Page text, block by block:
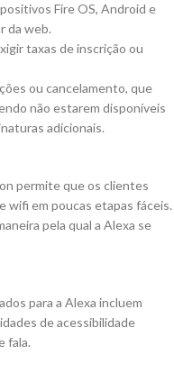
Fire OS, Android e
da web.
taxas de inscrição ou
ou cancelamento, que
não estarem disponíveis
adicionais.
permite que os clientes
em poucas etapas fáceis.
pela qual a Alexa se
para a Alexa incluem
de acessibilidade
fala.